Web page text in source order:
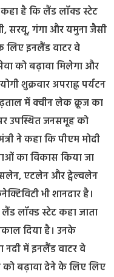
कहा है कि लैंड लॉक्ड स्टेट
सरयू, गंगा और यमुना जैसी
लिए इनलैंड वाटर वे
को बढ़ावा मिलेगा और
शुक्रवार अपराह्न पर्यटन
में क्वीन लेक क्रूज का
उपस्थित जनसमूह को
ने कहा कि पीएम मोदी
का विकास किया जा
एटलेन और ट्वेल्वलेन
भी शानदार है।
लॉक्ड स्टेट कहा जाता
दिया है। उनके
नदी में इनलैंड वाटर वे
को बढ़ावा देने के लिए लिए